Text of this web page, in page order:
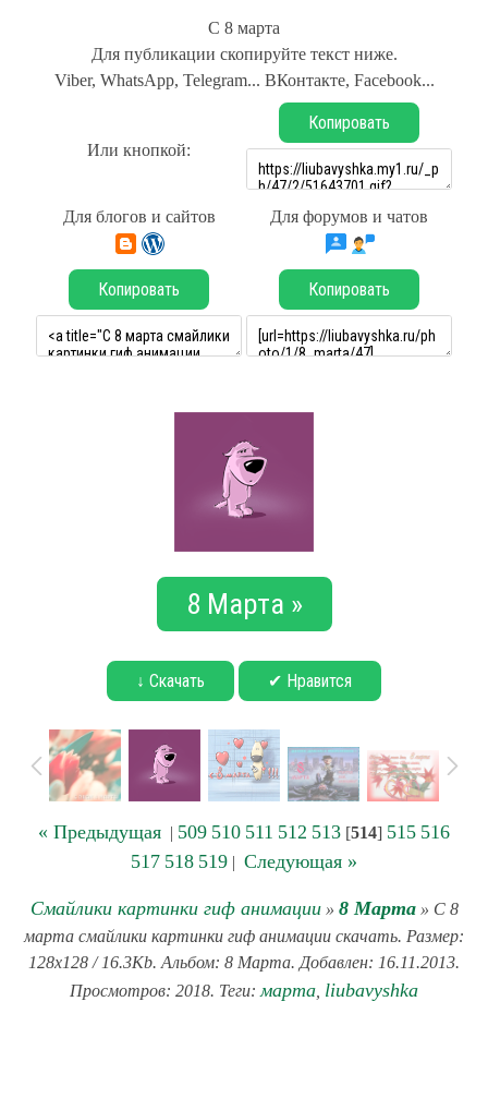
С 8 марта
Для публикации скопируйте текст ниже.
Viber, WhatsApp, Telegram... ВКонтакте, Facebook...
Или кнопкой:
Копировать
Для блогов и сайтов Для форумов и чатов
Копировать Копировать
8 Марта »
↓ Скачать ✔ Нравится
« Предыдущая | 509 510 511 512 513 [514] 515 516
517 518 519 | Следующая »
Смайлики картинки гиф анимации» 8 Марта» С 8
марта смайлики картинки гиф анимации скачать. Размер:
128x128 / 16.3Kb. Альбом: 8 Марта. Добавлен: 16.11.2013.
Просмотров: 2018. Теги: марта liubavyshka